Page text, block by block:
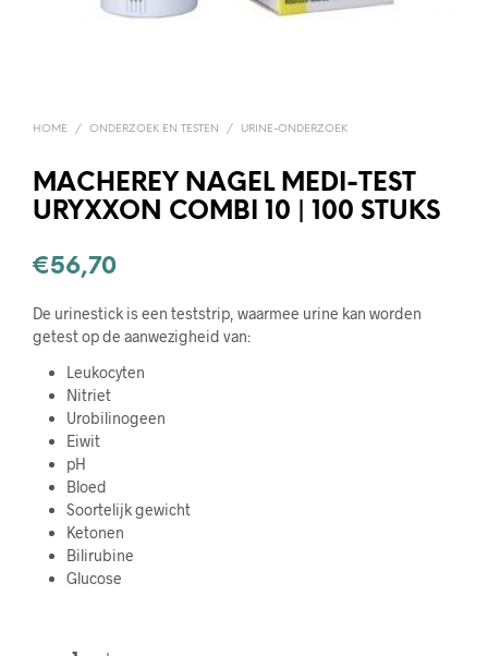
HOME / ONDERZOEK EN TESTEN / URINE-ONDERZOEK
MACHEREY NAGEL MEDI-TEST
URYXXON COMBI 10 | 100 STUKS
€56,70
De urinestick is een teststrip, waarmee urine kan worden
getest op de aanwezigheid van:
Leukocyten
Nitriet
Urobilinogeen
Eiwit
pH
Bloed
Soortelijk gewicht
Ketonen
Bilirubine
Glucose